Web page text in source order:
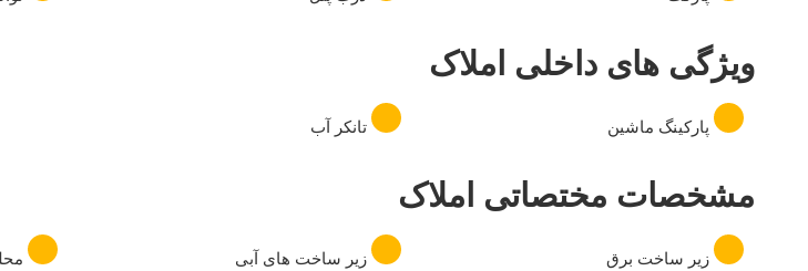
ویژگی های داخلی املاک
پارکینگ ماشین تانکر آب
مشخصات مختصاتی املاک
زیر ساخت برق زیر ساخت های آبی